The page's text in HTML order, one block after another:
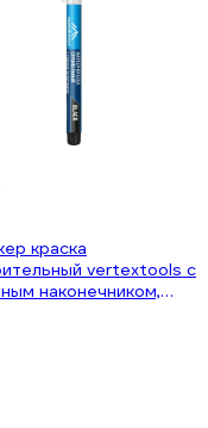
краска
vertextools с
наконечником,
0021-02